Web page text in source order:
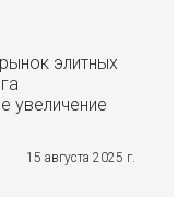
элитных
увеличение
15 августа 2025 г.